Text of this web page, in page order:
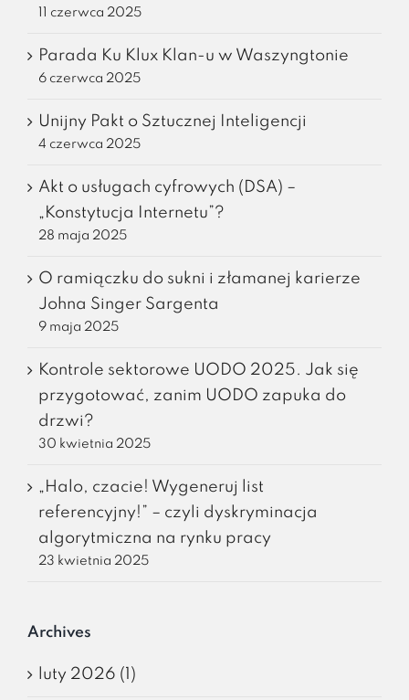
11 czerwca 2025
Parada Ku Klux Klan-u w Waszyngtonie
6 czerwca 2025
Unijny Pakt o Sztucznej Inteligencji
4 czerwca 2025
Akt o usługach cyfrowych (DSA) –
„Konstytucja Internetu”?
28 maja 2025
O ramiączku do sukni i złamanej karierze
Johna Singer Sargenta
9 maja 2025
Kontrole sektorowe UODO 2025. Jak się
przygotować, zanim UODO zapuka do
drzwi?
30 kwietnia 2025
„Halo, czacie! Wygeneruj list
referencyjny!” – czyli dyskryminacja
algorytmiczna na rynku pracy
23 kwietnia 2025
Archives
luty 2026 (1)